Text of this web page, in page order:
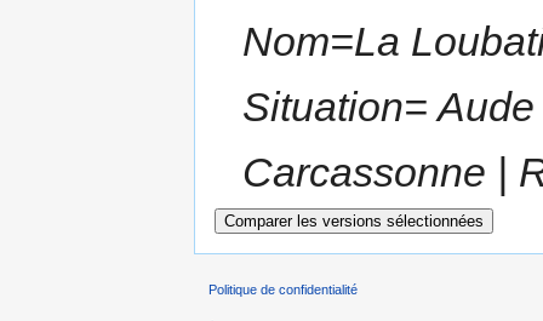
Nom=La
Situation=
Carcassonne |
Politique de confidentialité